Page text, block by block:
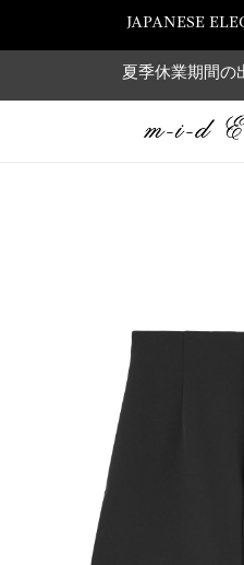
JAPANESE
夏季休業期間の